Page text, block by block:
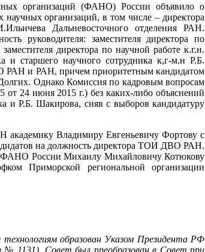
организаций (ФАНО) России объявило о
организаций, в том числе – директора
Дальневосточного отделения РАН.
руководителя: заместителя директора по
директора по научной работе к.г.н.
старшего научного сотрудника к,г-м.н Р.Б.
РАН и РАН, причем приоритетным кандидатом
Однако Комиссия по кадровым вопросам
24 июня 2015 г.) без каких-либо объяснений
и Р.Б. Шакирова, сняв с выборов кандидатуру
Владимиру Евгеньевичу Фортову с
на должность директора ТОИ ДВО РАН.
ФАНО России Михаилу Михайловичу Котюкову
Приморской региональной организации
образован Указом Президента РФ
1131), Совет был преобразован в Совет при